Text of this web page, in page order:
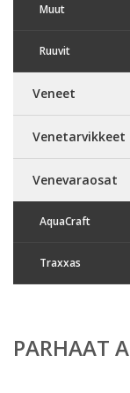
Muut
Ruuvit
Veneet
Venetarvikkeet
Venevaraosat
AquaCraft
Traxxas
PARHAAT